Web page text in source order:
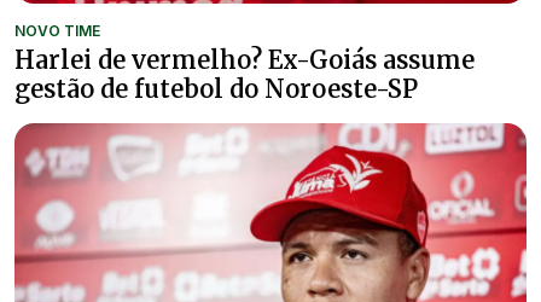
NOVO TIME
Harlei de vermelho? Ex-Goiás assume
gestão de futebol do Noroeste-SP